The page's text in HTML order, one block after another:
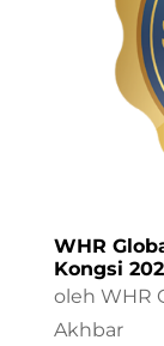
WHR
Kongsi
oleh WHR
Akhbar